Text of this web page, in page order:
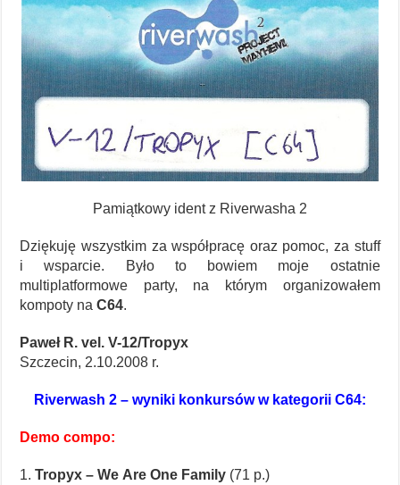
Pamiątkowy ident z Riverwasha 2
Dziękuję wszystkim za współpracę oraz pomoc, za stuff
i wsparcie. Było to bowiem moje ostatnie
multiplatformowe party, na którym organizowałem
kompoty naC64.
Paweł R. vel. V-12/Tropyx
Szczecin, 2.10.2008 r.
Riverwash 2 – wyniki konkursów w kategorii C64:
Demo compo:
1.Tropyx – We Are One Family (71 p.)